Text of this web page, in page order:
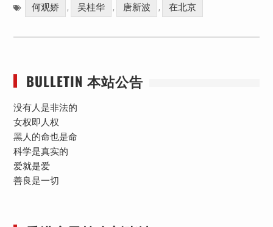
何观娇 , 吴桂华 , 唐新波 , 在北京
BULLETIN 本站公告
没有人是非法的
女权即人权
黑人的命也是命
科学是真实的
爱就是爱
善良是一切